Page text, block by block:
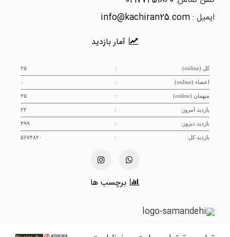
ایمیل : info@kachiran25.com
آمار بازدید
کل (online) : ۲۵
اعضاء (online) : ۰
میهمان (online) : ۲۵
بازدید امروز: : ۲۲
بازدید دیروز: : ۴۹۹
بازدید کل: : ۵۶۷۴۸۲۰
برچسب ها